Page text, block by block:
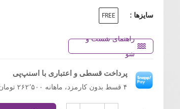
سایزها : FREE
راهنمای شست و
شو
پرداخت قسطی و اعتباری با اسنپ‌پی
۴ قسط بدون کارمزد، ماهانه ۲۶۲٬۵۰۰ تومان